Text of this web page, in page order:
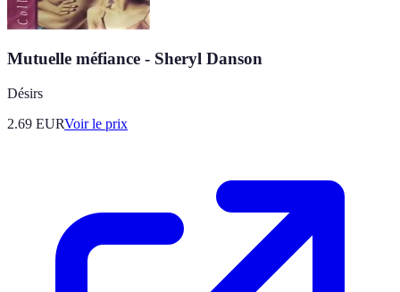
Mutuelle méfiance - Sheryl Danson
Désirs
2.69 EURVoir le prix